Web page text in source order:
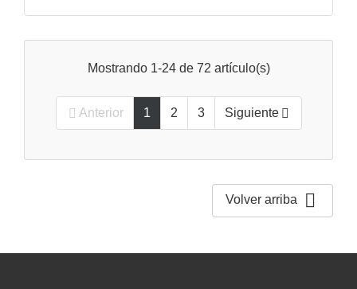
Mostrando 1-24 de 72 artículo(s)
 Anterior 1 2 3 Siguiente 
Volver arriba 